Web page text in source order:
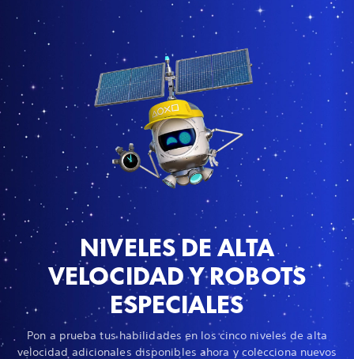
NIVELES DE ALTA
VELOCIDAD Y ROBOTS
ESPECIALES
Pon a prueba tus habilidades en los cinco niveles de alta
velocidad adicionales disponibles ahora y colecciona nuevos